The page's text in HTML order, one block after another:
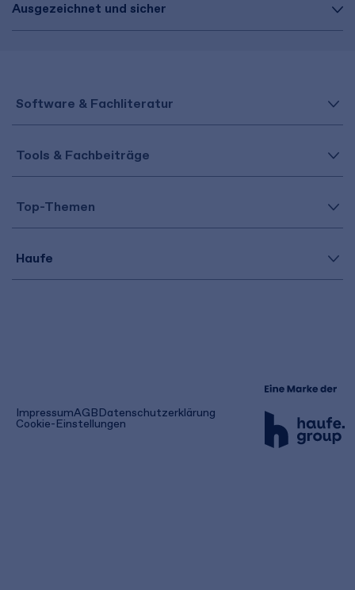
Ausgezeichnet und sicher
Software & Fachliteratur
Tools & Fachbeiträge
Top-Themen
Haufe
ImpressumAGB(öffnet
in
einem
Datenschutzerklärung
Cookie-Einstellungen